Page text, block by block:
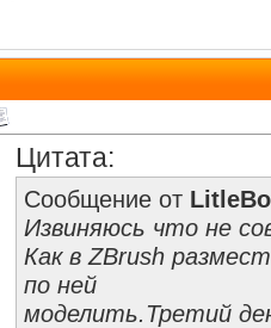
Цитата:
Сообщение от
Извиняюсь что не
Как в ZBrush
по ней
моделить.Третий